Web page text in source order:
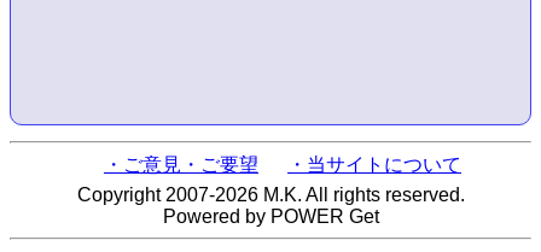
・ご意見・ご要望
・当サイトについて
Copyright 2007-2026 M.K. All rights reserved.
Powered by POWER Get